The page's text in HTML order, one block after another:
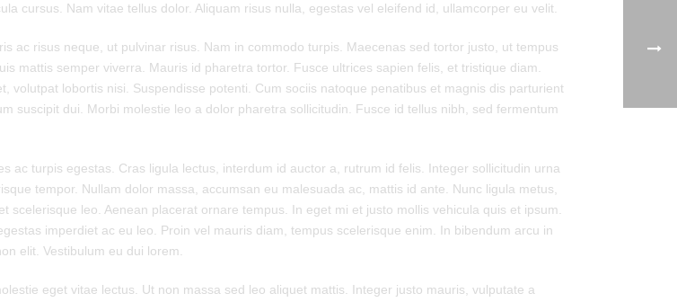
cursus. Nam vitae tellus dolor. Aliquam risus nulla, egestas vel eleifend id, ullamcorper eu velit.
ac risus neque, ut pulvinar risus. Nam in commodo turpis. Maecenas sed tortor justo, ut tempus
mattis semper viverra. Mauris id pharetra tortor. Fusce ultrices sapien felis, et tristique diam.
volutpat lobortis nisi. Suspendisse potenti. Cum sociis natoque penatibus et magnis dis parturient
suscipit dui. Morbi molestie leo a dolor pharetra sollicitudin. Fusce id tellus nibh, sed fermentum
ac turpis egestas. Cras ligula lectus, interdum id auctor a, rutrum id felis. Integer sollicitudin urna
tempor. Nullam dolor massa, accumsan eu malesuada ac, mattis id ante. Nunc ligula metus,
leo. Aenean placerat ornare tempus. In eget mi et justo mollis vehicula quis et ipsum.
imperdiet ac eu leo. Proin vel mauris diam, tempus scelerisque enim. In bibendum arcu in
elit. Vestibulum eu dui lorem.
eget vitae lectus. Ut non massa sed leo aliquet mattis. Integer justo mauris, vulputate a